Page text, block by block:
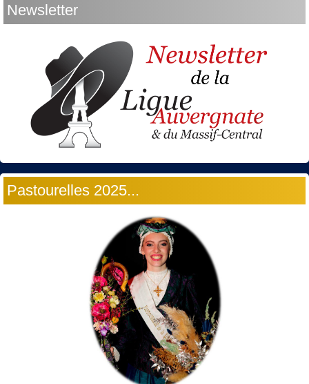
Newsletter
Pastourelles 2025...